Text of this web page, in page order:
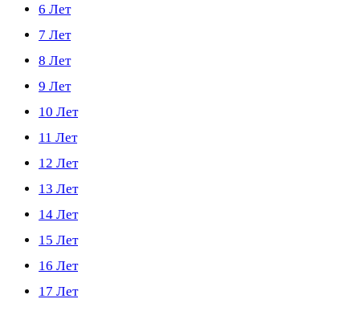
6 Лет
7 Лет
8 Лет
9 Лет
10 Лет
11 Лет
12 Лет
13 Лет
14 Лет
15 Лет
16 Лет
17 Лет